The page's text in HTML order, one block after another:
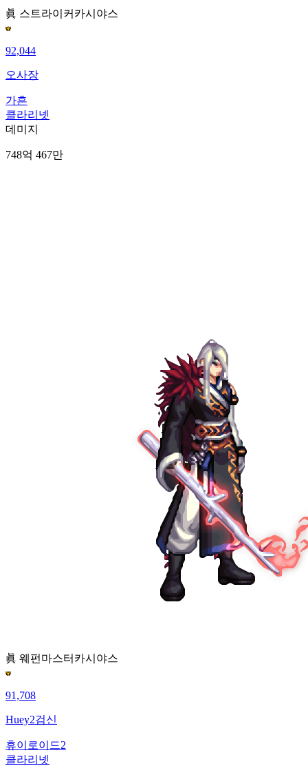
眞 스트라이커 카시야스
92,044
오사장
가흔
클라리넷
데미지
748억 467만
眞 웨펀마스터 카시야스
91,708
Huey2검신
휴이로이드2
클라리넷